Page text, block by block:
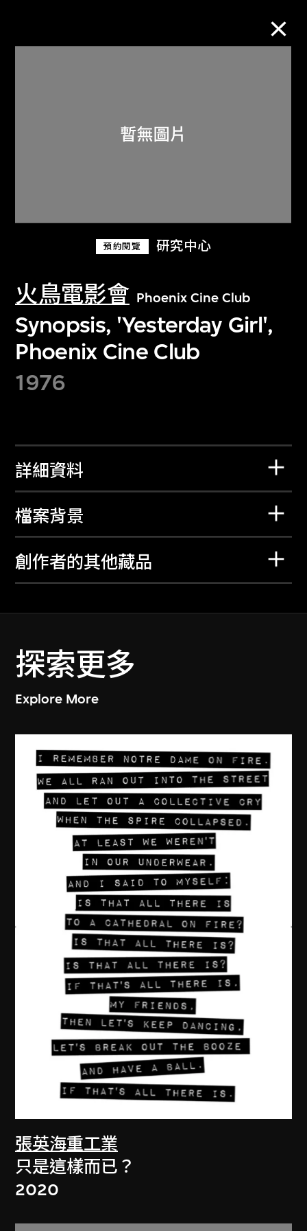
預約閱覽 研究中心
火鳥電影會 Phoenix Cine Club
Synopsis, 'Yesterday Girl',
Phoenix Cine Club
1976
詳細資料
檔案背景
創作者的其他藏品
探索更多
Explore More
張英海重工業
只是這樣而已？
2020
關於M+藏品
探索世界頂級的二十及二十一世紀視覺
文化藏品。